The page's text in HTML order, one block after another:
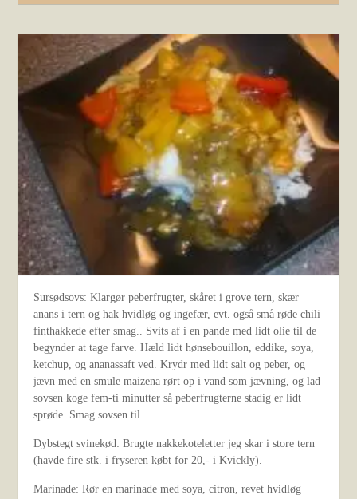
Sursødsovs: Klargør peberfrugter, skåret i grove tern, skær
anans i tern og hak hvidløg og ingefær, evt. også små røde chili
finthakkede efter smag.. Svits af i en pande med lidt olie til de
begynder at tage farve. Hæld lidt hønsebouillon, eddike, soya,
ketchup, og ananassaft ved. Krydr med lidt salt og peber, og
jævn med en smule maizena rørt op i vand som jævning, og lad
sovsen koge fem-ti minutter så peberfrugterne stadig er lidt
sprøde. Smag sovsen til.
Dybstegt svinekød: Brugte nakkekoteletter jeg skar i store tern
(havde fire stk. i fryseren købt for 20,- i Kvickly).
Marinade: Rør en marinade med soya, citron, revet hvidløg